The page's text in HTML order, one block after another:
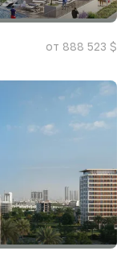
от 888 523 $